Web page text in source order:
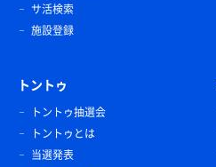
サ活検索
施設登録
トントゥ
トントゥ抽選会
トントゥとは
当選発表